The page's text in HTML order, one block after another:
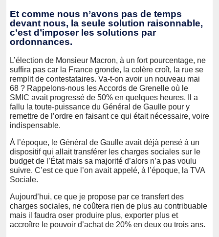
Et comme nous n’avons pas de temps
devant nous, la seule solution raisonnable,
c’est d’imposer les solutions par
ordonnances.
L’élection de Monsieur Macron, à un fort pourcentage, ne
suffira pas car la France gronde, la colère croît, la rue se
remplit de contestataires. Va-t-on avoir un nouveau mai
68 ? Rappelons-nous les Accords de Grenelle où le
SMIC avait progressé de 50% en quelques heures. Il a
fallu la toute-puissance du Général de Gaulle pour y
remettre de l’ordre en faisant ce qui était nécessaire, voire
indispensable.
À l’époque, le Général de Gaulle avait déjà pensé à un
dispositif qui allait transférer les charges sociales sur le
budget de l’État mais sa majorité d’alors n’a pas voulu
suivre. C’est ce que l’on avait appelé, à l’époque, la TVA
Sociale.
Aujourd’hui, ce que je propose par ce transfert des
charges sociales, ne coûtera rien de plus au contribuable
mais il faudra oser produire plus, exporter plus et
accroître le pouvoir d’achat de 20% en deux ou trois ans.